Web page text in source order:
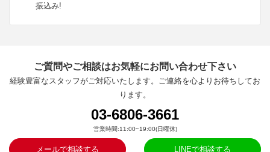
振込み!
ご質問やご相談はお気軽にお問い合わせ下さい
経験豊富なスタッフがご対応いたします。ご連絡を心よりお待ちしてお
ります。
03-6806-3661
営業時間:11:00~19:00(日曜休)
メールで相談する LINEで相談する